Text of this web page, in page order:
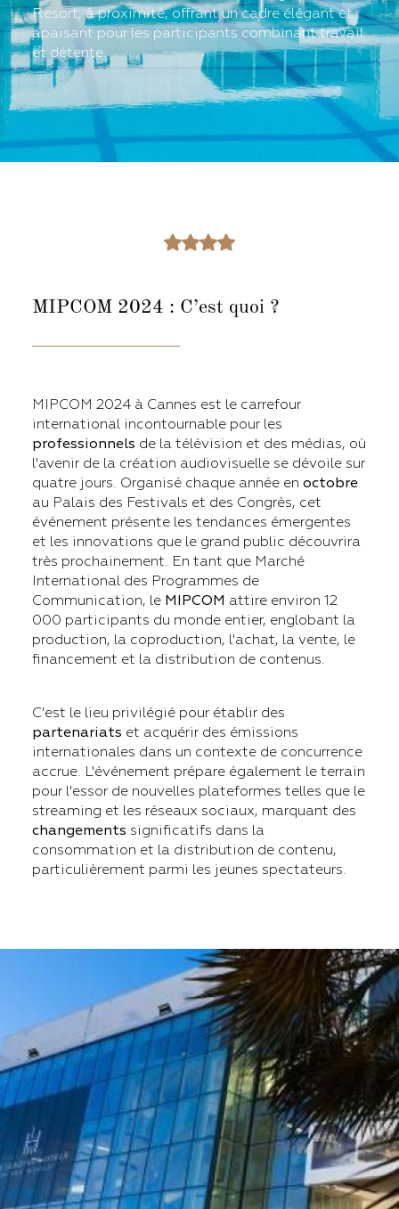
Resort, à proximité, offrant un cadre élégant et
apaisant pour les participants combinant travail
et détente.
MIPCOM 2024 : C’est quoi ?
MIPCOM 2024 à Cannes est le carrefour
international incontournable pour les
professionnels de la télévision et des médias, où
l'avenir de la création audiovisuelle se dévoile sur
quatre jours. Organisé chaque année en octobre
au Palais des Festivals et des Congrès, cet
événement présente les tendances émergentes
et les innovations que le grand public découvrira
très prochainement. En tant que Marché
International des Programmes de
Communication, le MIPCOM attire environ 12
000 participants du monde entier, englobant la
production, la coproduction, l'achat, la vente, le
financement et la distribution de contenus.
C'est le lieu privilégié pour établir des
partenariats et acquérir des émissions
internationales dans un contexte de concurrence
accrue. L'événement prépare également le terrain
pour l'essor de nouvelles plateformes telles que le
streaming et les réseaux sociaux, marquant des
changements significatifs dans la
consommation et la distribution de contenu,
particulièrement parmi les jeunes spectateurs.